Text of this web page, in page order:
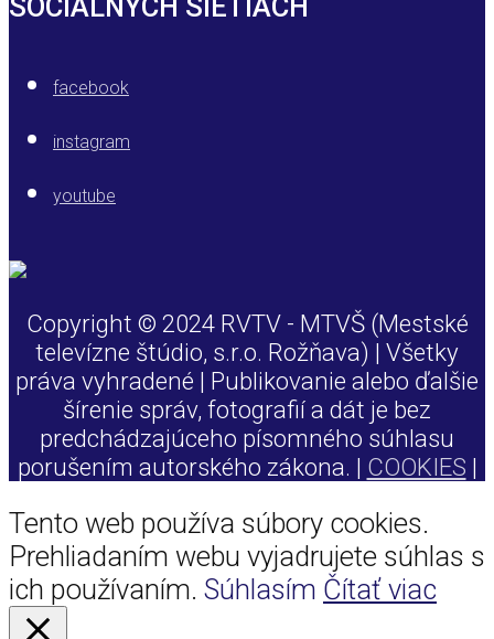
SOCIÁLNYCH SIETIACH
facebook
instagram
youtube
Copyright © 2024 RVTV - MTVŠ (Mestské
televízne štúdio, s.r.o. Rožňava) | Všetky
práva vyhradené | Publikovanie alebo ďalšie
šírenie správ, fotografií a dát je bez
predchádzajúceho písomného súhlasu
porušením autorského zákona. | COOKIES |
Tento web používa súbory cookies.
Prehliadaním webu vyjadrujete súhlas s
ich používaním. Súhlasím Čítať viac